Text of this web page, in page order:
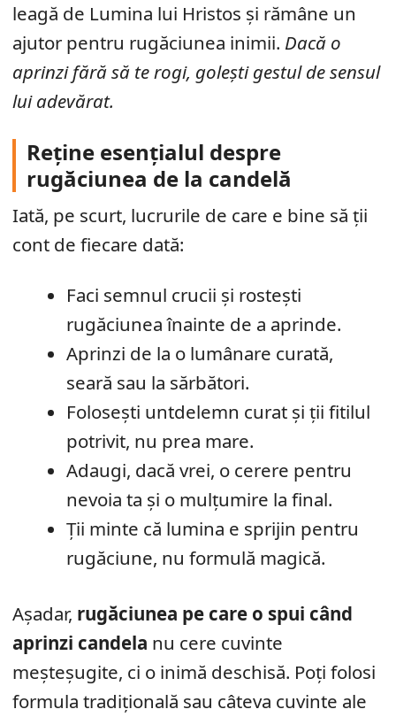
leagă de Lumina lui Hristos și rămâne un
ajutor pentru rugăciunea inimii. Dacă o
aprinzi fără să te rogi, golești gestul de sensul
lui adevărat.
Reține esențialul despre
rugăciunea de la candelă
Iată, pe scurt, lucrurile de care e bine să ții
cont de fiecare dată:
Faci semnul crucii și rostești
rugăciunea înainte de a aprinde.
Aprinzi de la o lumânare curată,
seară sau la sărbători.
Folosești untdelemn curat și ții fitilul
potrivit, nu prea mare.
Adaugi, dacă vrei, o cerere pentru
nevoia ta și o mulțumire la final.
Ții minte că lumina e sprijin pentru
rugăciune, nu formulă magică.
Așadar, rugăciunea pe care o spui când
aprinzi candela nu cere cuvinte
meșteșugite, ci o inimă deschisă. Poți folosi
formula tradițională sau câteva cuvinte ale